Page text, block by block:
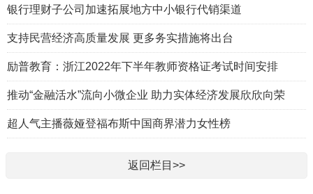
银行理财子公司加速拓展地方中小银行代销渠道
支持民营经济高质量发展 更多务实措施将出台
励普教育：浙江2022年下半年教师资格证考试时间安排
推动“金融活水”流向小微企业 助力实体经济发展欣欣向荣
超人气主播薇娅登福布斯中国商界潜力女性榜
返回栏目>>